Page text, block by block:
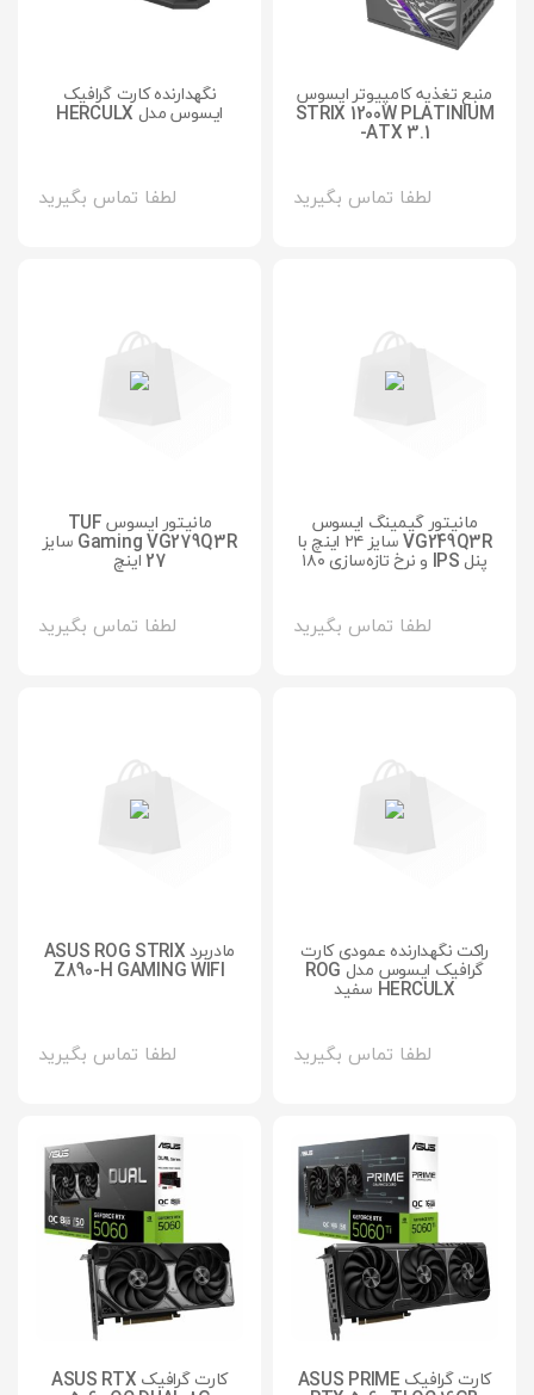
منبع تغذیه کامپیوتر ایسوس
STRIX 1200W PLATINIUM
-ATX 3.1
لطفا تماس بگیرید
نگهدارنده کارت گرافیک
ایسوس مدل HERCULX
لطفا تماس بگیرید
مانیتور گیمینگ ایسوس
VG249Q3R سایز ۲۴ اینچ با
پنل IPS و نرخ تازه‌سازی ۱۸۰
لطفا تماس بگیرید
مانیتور ایسوس TUF
Gaming VG279Q3R سایز
27 اینچ
لطفا تماس بگیرید
راکت نگهدارنده عمودی کارت
گرافیک ایسوس مدل ROG
HERCULX سفید
لطفا تماس بگیرید
مادربرد ASUS ROG STRIX
Z890-H GAMING WIFI
لطفا تماس بگیرید
کارت گرافیک ASUS PRIME
کارت گرافیک ASUS RTX